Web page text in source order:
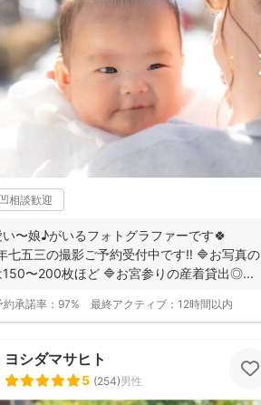
相談歓迎
い〜娘♪がいるフォトグラファーです🍀
七五三の撮影ご予約受付中です‼️ 🔷お写真の
150〜200枚ほど 🔷お宮参りの産着貸出◎...
約承諾率： 97% 最終アクティブ： 12時間以内
ヨシダマサヒト
5 (254)男性